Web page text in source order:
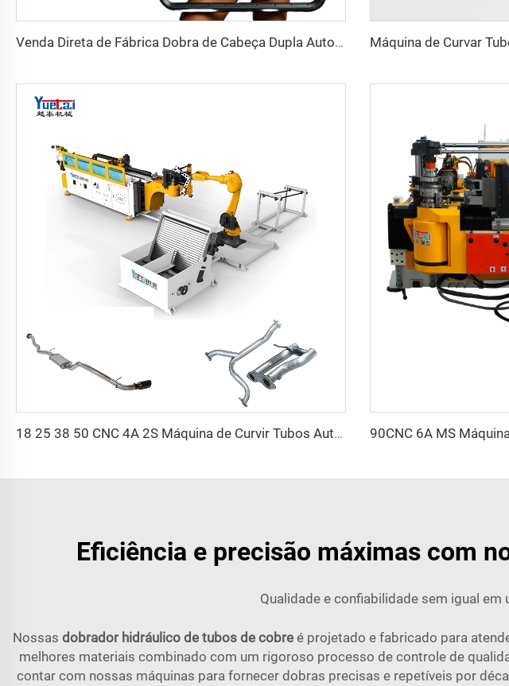
Venda Direta de Fábrica Dobra de Cabeça Dupla Automática Hidráulica Dobra de Tubo em Aço Carbono Máquina de Dobrar Tubos e Tubos
18 25 38 50 CNC 4A 2S Máquina de Curvir Tubos Automática e Máquinas de Curvir Tubos de Aço Preço com Empurrão 1 Polegada 2 Polegadas 3 Polegadas Linha
Eficiência e precisão máximas com
Qualidade e confiabilidade sem igual
Nossas dobrador hidráulico de tubos de cobre é projetado e fabricado para
melhores materiais combinado com um rigoroso processo de controle de
contar com nossas máquinas para fornecer dobras precisas e repetíveis por